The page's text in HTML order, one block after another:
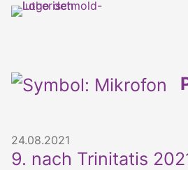
24.08.2021
9. nach Trinitatis